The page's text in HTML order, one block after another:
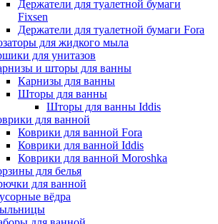
Держатели для туалетной бумаги
Fixsen
Держатели для туалетной бумаги Fora
для жидкого мыла
для унитазов
и шторы для ванны
Карнизы для ванны
Шторы для ванны
Шторы для ванны Iddis
для ванной
Коврики для ванной Fora
Коврики для ванной Iddis
Коврики для ванной Moroshka
для белья
для ванной
вёдра